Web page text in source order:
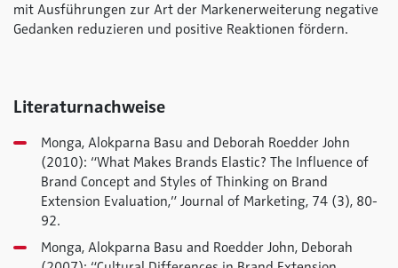
mit Ausführungen zur Art der Markenerweiterung negative
Gedanken reduzieren und positive Reaktionen fördern.
Literaturnachweise
Monga, Alokparna Basu and Deborah Roedder John
(2010): “What Makes Brands Elastic? The Influence of
Brand Concept and Styles of Thinking on Brand
Extension Evaluation,” Journal of Marketing, 74 (3), 80-
92.
Monga, Alokparna Basu and Roedder John, Deborah